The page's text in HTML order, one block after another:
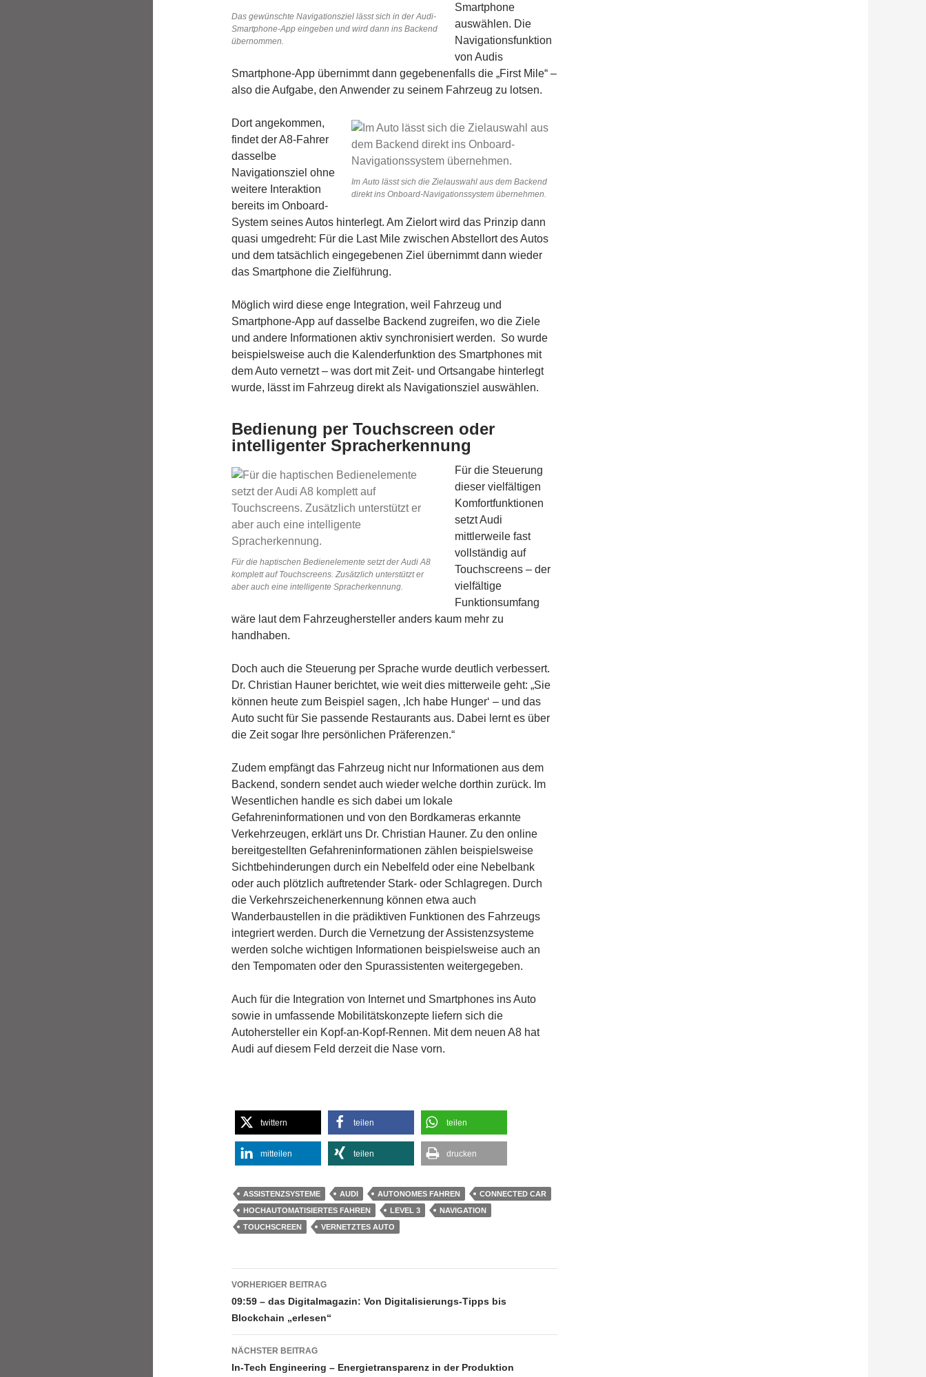
Das gewünschte Navigationsziel lässt sich in der Audi-
Smartphone-App eingeben und wird dann ins Backend
übernommen.
Smartphone
auswählen. Die
Navigationsfunktion
von Audis
Smartphone-App übernimmt dann gegebenenfalls die „First Mile“ –
also die Aufgabe, den Anwender zu seinem Fahrzeug zu lotsen.
Im Auto lässt sich die Zielauswahl aus dem Backend
direkt ins Onboard-Navigationssystem übernehmen.
Dort angekommen,
findet der A8-Fahrer
dasselbe
Navigationsziel ohne
weitere Interaktion
bereits im Onboard-
System seines Autos hinterlegt. Am Zielort wird das Prinzip dann
quasi umgedreht: Für die Last Mile zwischen Abstellort des Autos
und dem tatsächlich eingegebenen Ziel übernimmt dann wieder
das Smartphone die Zielführung.
Möglich wird diese enge Integration, weil Fahrzeug und
Smartphone-App auf dasselbe Backend zugreifen, wo die Ziele
und andere Informationen aktiv synchronisiert werden. So wurde
beispielsweise auch die Kalenderfunktion des Smartphones mit
dem Auto vernetzt – was dort mit Zeit- und Ortsangabe hinterlegt
wurde, lässt im Fahrzeug direkt als Navigationsziel auswählen.
Bedienung per Touchscreen oder
intelligenter Spracherkennung
Für die haptischen Bedienelemente setzt der Audi A8
komplett auf Touchscreens. Zusätzlich unterstützt er
aber auch eine intelligente Spracherkennung.
Für die Steuerung
dieser vielfältigen
Komfortfunktionen
setzt Audi
mittlerweile fast
vollständig auf
Touchscreens – der
vielfältige
Funktionsumfang
wäre laut dem Fahrzeughersteller anders kaum mehr zu
handhaben.
Doch auch die Steuerung per Sprache wurde deutlich verbessert.
Dr. Christian Hauner berichtet, wie weit dies mitterweile geht: „Sie
können heute zum Beispiel sagen, ‚Ich habe Hunger‘ – und das
Auto sucht für Sie passende Restaurants aus. Dabei lernt es über
die Zeit sogar Ihre persönlichen Präferenzen.“
Zudem empfängt das Fahrzeug nicht nur Informationen aus dem
Backend, sondern sendet auch wieder welche dorthin zurück. Im
Wesentlichen handle es sich dabei um lokale
Gefahreninformationen und von den Bordkameras erkannte
Verkehrzeugen, erklärt uns Dr. Christian Hauner. Zu den online
bereitgestellten Gefahreninformationen zählen beispielsweise
Sichtbehinderungen durch ein Nebelfeld oder eine Nebelbank
oder auch plötzlich auftretender Stark- oder Schlagregen. Durch
die Verkehrszeichenerkennung können etwa auch
Wanderbaustellen in die prädiktiven Funktionen des Fahrzeugs
integriert werden. Durch die Vernetzung der Assistenzsysteme
werden solche wichtigen Informationen beispielsweise auch an
den Tempomaten oder den Spurassistenten weitergegeben.
Auch für die Integration von Internet und Smartphones ins Auto
sowie in umfassende Mobilitätskonzepte liefern sich die
Autohersteller ein Kopf-an-Kopf-Rennen. Mit dem neuen A8 hat
Audi auf diesem Feld derzeit die Nase vorn.
twittern teilen teilen
mitteilen teilen drucken
ASSISTENZSYSTEME AUDI AUTONOMES FAHREN
CONNECTED CAR
HOCHAUTOMATISIERTES FAHREN
LEVEL 3
NAVIGATION
TOUCHSCREEN
VERNETZTES AUTO
Beitragsnavigation
VORHERIGER BEITRAG
09:59 – das Digitalmagazin: Von Digitalisierungs-Tipps bis
Blockchain „erlesen“
NÄCHSTER BEITRAG
In-Tech Engineering – Energietransparenz in der Produktion